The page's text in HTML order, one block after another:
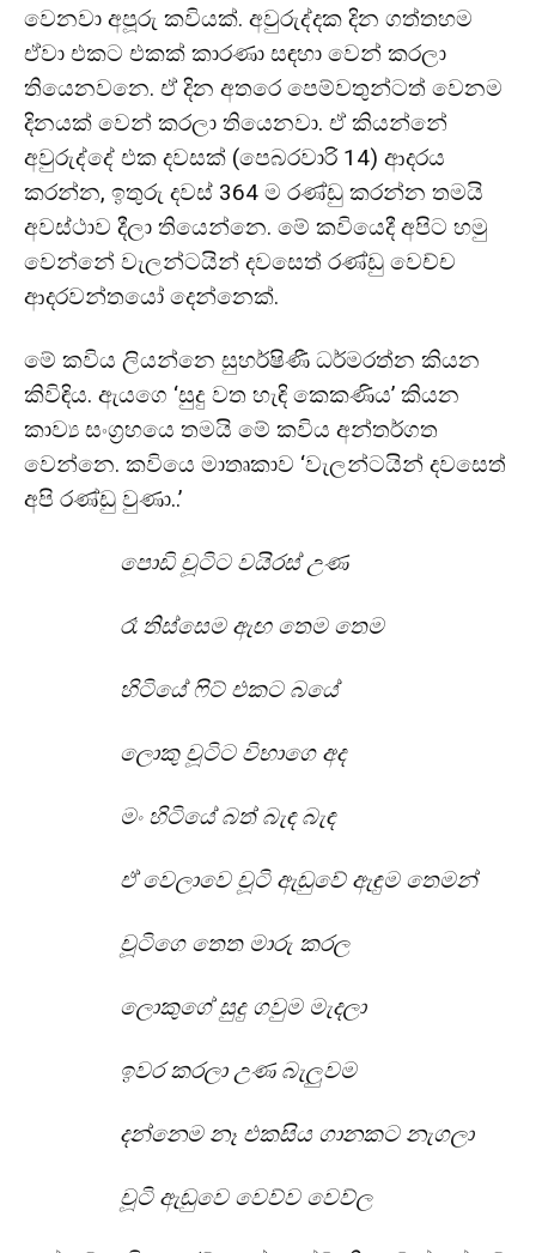
වෙනවා අපූරු කවියක්. අවුරුද්දක දින ගත්තහම
ඒවා එකට එකක් කාරණා සඳහා වෙන් කරලා
තියෙනවනෙ. ඒ දින අතරෙ පෙම්වතුන්ටත් වෙනම
දිනයක් වෙන් කරලා තියෙනවා. ඒ කියන්නේ
අවුරුද්දේ එක දවසක් (පෙබරවාරි 14) ආදරය
කරන්න, ඉතුරු දවස් 364 ම රණ්ඩු කරන්න තමයි
අවස්ථාව දීලා තියෙන්නෙ. මේ කවියෙදී අපිට හමු
වෙන්නේ වැලන්ටයින් දවසෙත් රණ්ඩු වෙච්ච
ආදරවන්තයෝ දෙන්නෙක්.
මේ කවිය ලියන්නෙ සුහර්ෂිණී ධර්මරත්න කියන
කිවිඳිය. ඇයගෙ ‘සුදු වත හැඳි කෙකණිය’ කියන
කාව්‍ය සංග්‍රහයෙ තමයි මේ කවිය අන්තර්ගත
වෙන්නෙ. කවියෙ මාතෘකාව ‘වැලන්ටයින් දවසෙත්
අපි රණ්ඩු වුණා..’
පොඩි චූටිට වයිරස් උණ
රෑ තිස්සෙම ඇඟ තෙම තෙම
හිටියේ ෆිට් එකට බයේ
ලොකු චූටිට විභාගෙ අද
මං හිටියේ බත් බැඳ බැඳ
ඒ වෙලාවෙ චූටි ඇඬුවේ ඇඳුම තෙමන්
චූටිගෙ තෙත මාරු කරල
ලොකුගේ සුදු ගවුම මැදලා
ඉවර කරලා උණ බැලුවම
දන්නෙම නෑ එකසිය ගානකට නැගලා
චූටි ඇඬුවෙ වෙව්ව වෙව්ල